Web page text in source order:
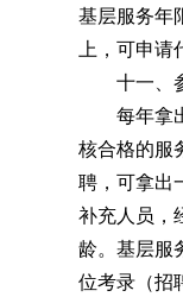
基层服务年
上 ， 可申请
十一、参
每年拿出
核合格的服
聘 ， 可拿出
补充人员，
龄。基层服
位考录（招